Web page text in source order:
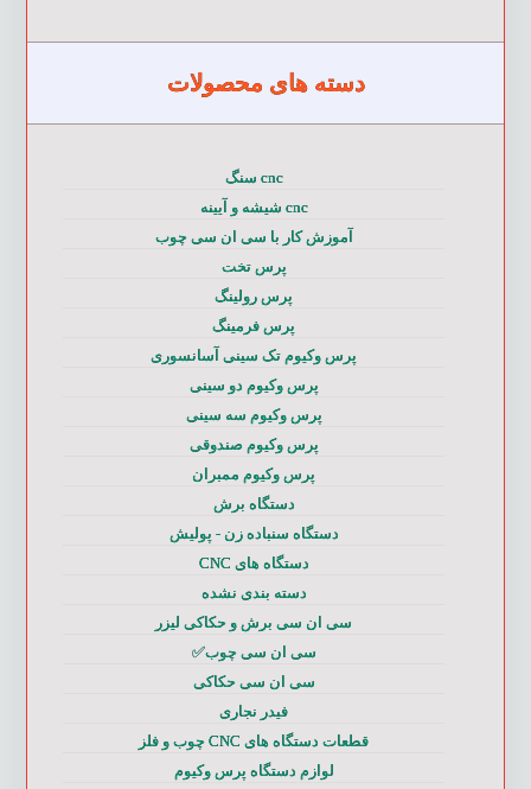
دسته های محصولات
cnc سنگ
cnc شیشه و آیینه
آموزش کار با سی ان سی چوب
پرس تخت
پرس رولینگ
پرس فرمینگ
پرس وکیوم تک سینی آسانسوری
پرس وکیوم دو سینی
پرس وکیوم سه سینی
پرس وکیوم صندوقی
پرس وکیوم ممبران
دستگاه برش
دستگاه سنباده زن - پولیش
دستگاه های CNC
دسته بندی نشده
سی ان سی برش و حکاکی لیزر
سی ان سی چوب✅
سی ان سی حکاکی
فیدر نجاری
قطعات دستگاه های CNC چوب و فلز
لوازم دستگاه پرس وکیوم